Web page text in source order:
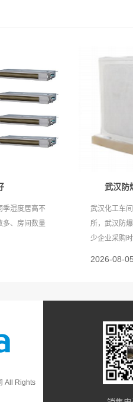
季湿度居高不
多、房间数量
武汉防
武汉化工车
所，武汉防
少企业采购
2026-08-
All Rights